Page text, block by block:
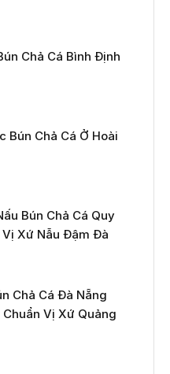
Chả Cá Bình Định
Bún Chả Cá Ở Hoài
Bún Chả Cá Quy
Vị Xứ Nẫu Đậm Đà
Chả Cá Đà Nẵng
Vị Xứ Quảng